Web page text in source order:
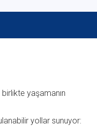
birlikte yaşamanın
yollar sunuyor: